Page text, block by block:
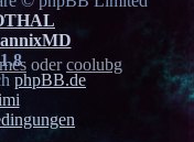
odercoolubg
phpBB.de